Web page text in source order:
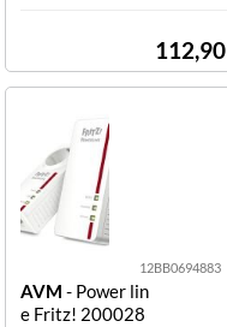
112,90
12BB0694883
AVM - Power lin
e Fritz! 200028